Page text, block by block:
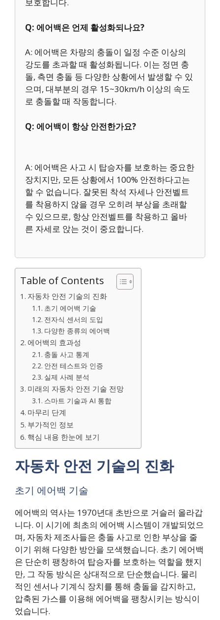
보호합니다.
Q: 에어백은 언제 활성화되나요?
A: 에어백은 차량의 충돌이 일정 수준 이상의
강도를 초과할 때 활성화됩니다. 이는 정면 충
돌, 측면 충돌 등 다양한 상황에서 발생할 수 있
으며, 대부분의 경우 15~30km/h 이상의 속도
로 충돌할 때 작동합니다.
Q: 에어백이 항상 안전한가요?
A: 에어백은 사고 시 탑승자를 보호하는 중요한
장치지만, 모든 상황에서 100% 안전하다고는
할 수 없습니다. 잘못된 착석 자세나 안전벨트
를 착용하지 않을 경우 오히려 부상을 초래할
수 있으므로, 항상 안전벨트를 착용하고 올바
른 자세로 앉는 것이 중요합니다.
Table of Contents
자동차 안전 기술의 진화
초기 에어백 기술
전자식 센서의 도입
다양한 종류의 에어백
에어백의 효과성
충돌 사고 통계
안전 테스트와 인증
실제 사례 분석
미래의 자동차 안전 기술 전망
스마트 기술과 AI 통합
마무리 단계
부가적인 정보
핵심 내용 한눈에 보기
자동차 안전 기술의 진화
초기 에어백 기술
에어백의 역사는 1970년대 초반으로 거슬러 올라갑
니다. 이 시기에 최초의 에어백 시스템이 개발되었으
며, 자동차 제조사들은 충돌 사고로 인한 부상을 줄
이기 위해 다양한 방안을 모색했습니다. 초기 에어백
은 단순히 팽창하여 탑승자를 보호하는 역할을 했지
만, 그 작동 방식은 상대적으로 단순했습니다. 물리
적인 센서나 기계식 장치를 통해 충돌을 감지하고,
압축된 가스를 이용해 에어백을 팽창시키는 방식이
었습니다.